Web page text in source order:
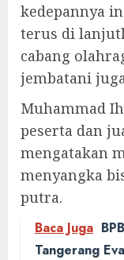
kedepannya
terus di
cabang
jembatani
Muhammad
peserta dan
mengatakan
menyangka
putra.
Baca Juga
Tangerang